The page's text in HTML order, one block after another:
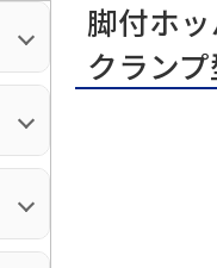
脚付ホ
クランプ